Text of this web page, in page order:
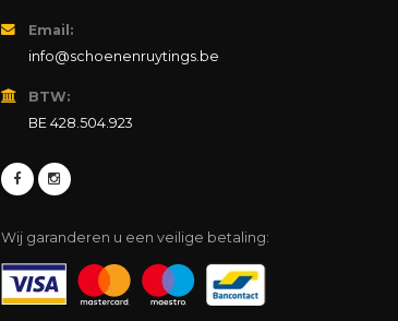
Email:
info@schoenenruytings.be
BTW:
BE 428.504.923
Wij garanderen u een veilige betaling: